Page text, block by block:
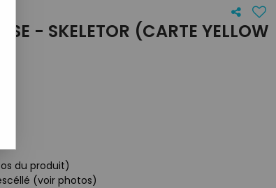
- SKELETOR (CARTE YELLOW
du produit)
(voir photos)